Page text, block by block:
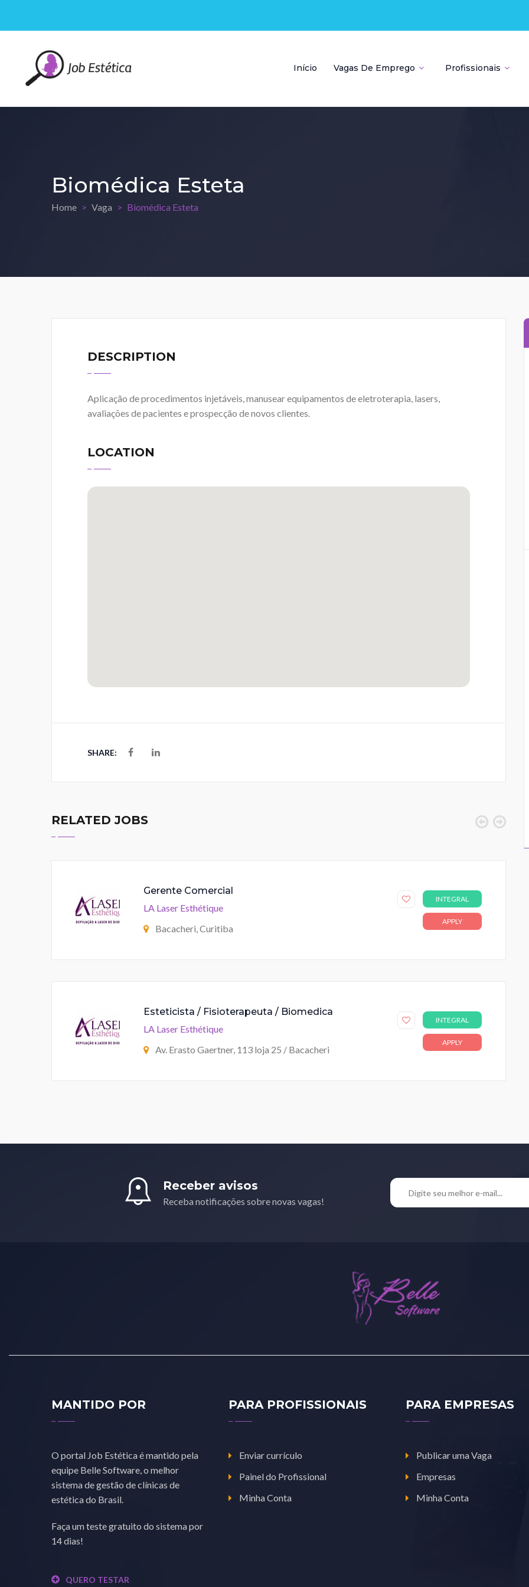
Início Vagas De Emprego Profissionais
Biomédica Esteta
Home Vaga Biomédica Esteta
DESCRIPTION
Aplicação de procedimentos injetáveis, manusear equipamentos de eletroterapia, lasers,
avaliações de pacientes e prospecção de novos clientes.
LOCATION
SHARE:
RELATED JOBS
Gerente Comercial
LA Laser Esthétique
Bacacheri, Curitiba
INTEGRAL
APPLY
Esteticista / Fisioterapeuta / Biomedica
LA Laser Esthétique
Av. Erasto Gaertner, 113 loja 25 / Bacacheri
INTEGRAL
APPLY
Receber avisos
Receba notificações sobre novas vagas!
MANTIDO POR
O portal Job Estética é mantido pela
equipe Belle Software, o melhor
sistema de gestão de clínicas de
estética do Brasil.
Faça um teste gratuito do sistema por
14 dias!
QUERO TESTAR
PARA PROFISSIONAIS
Enviar currículo
Painel do Profissional
Minha Conta
PARA EMPRESAS
Publicar uma Vaga
Empresas
Minha Conta